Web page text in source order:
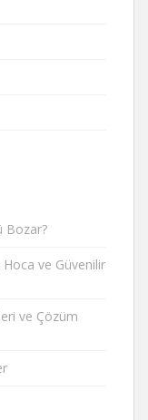
Bozar?
ve Güvenilir
ve Çözüm